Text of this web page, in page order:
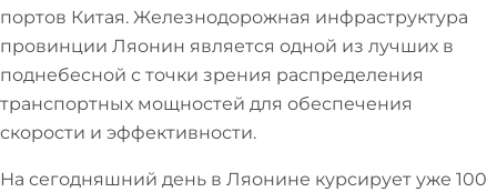
портов Китая. Железнодорожная инфраструктура
провинции Ляонин является одной из лучших в
поднебесной с точки зрения распределения
транспортных мощностей для обеспечения
скорости и эффективности.
На сегодняшний день в Ляонине курсирует уже 100